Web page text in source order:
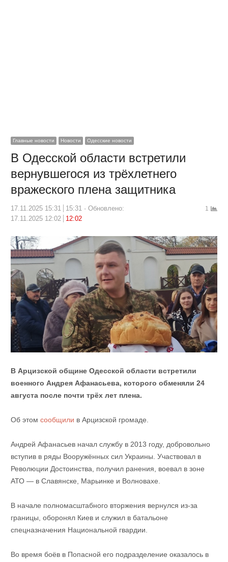
Главные новости Новости Одесские новости
В Одесской области встретили
вернувшегося из трёхлетнего
вражеского плена защитника
17.11.2025 15:31 15:31
Обновлено:
17.11.2025 12:02
12:02
1
В Арцизской общине Одесской области встретили
военного Андрея Афанасьева, которого обменяли 24
августа после почти трёх лет плена.
Об этом сообщили в Арцизской громаде.
Андрей Афанасьев начал службу в 2013 году, добровольно
вступив в ряды Вооружённых сил Украины. Участвовал в
Революции Достоинства, получил ранения, воевал в зоне
АТО — в Славянске, Марьинке и Волновахе.
В начале полномасштабного вторжения вернулся из-за
границы, оборонял Киев и служил в батальоне
спецназначения Национальной гвардии.
Во время боёв в Попасной его подразделение оказалось в